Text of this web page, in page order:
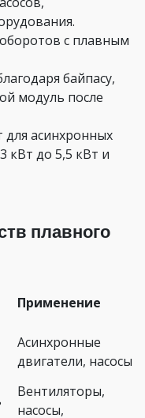
с плавным
байпасу,
модуль после
для асинхронных
кВт до 5,5 кВт и
плавного
Применение
Асинхронные
двигатели, насосы
Вентиляторы,
насосы,